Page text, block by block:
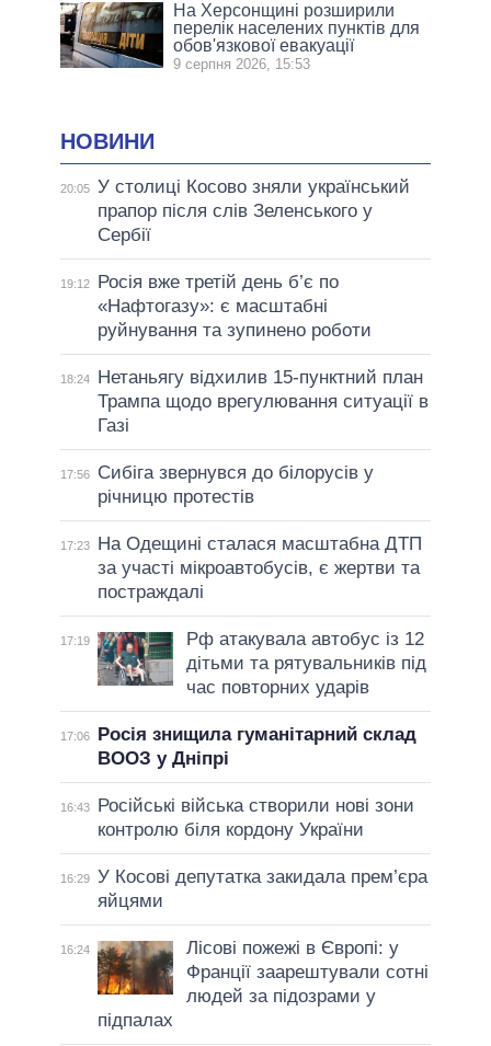
На Херсонщині розширили
перелік населених пунктів для
обов'язкової евакуації
9 серпня 2026, 15:53
НОВИНИ
20:05 У столиці Косово зняли український
прапор після слів Зеленського у
Сербії
19:12
Росія вже третій день б’є по
«Нафтогазу»: є масштабні
руйнування та зупинено роботи
18:24
Нетаньягу відхилив 15-пунктний план
Трампа щодо врегулювання ситуації в
Газі
17:56
Сибіга звернувся до білорусів у
річницю протестів
17:23
На Одещині сталася масштабна ДТП
за участі мікроавтобусів, є жертви та
постраждалі
17:19
Рф атакувала автобус із 12
дітьми та рятувальників під
час повторних ударів
17:06
Росія знищила гуманітарний склад
ВООЗ у Дніпрі
16:43
Російські війська створили нові зони
контролю біля кордону України
16:29 У Косові депутатка закидала прем’єра
яйцями
16:24
Лісові пожежі в Європі: у
Франції заарештували сотні
людей за підозрами у
підпалах